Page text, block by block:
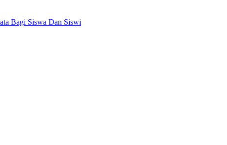
Bagi Siswa Dan Siswi